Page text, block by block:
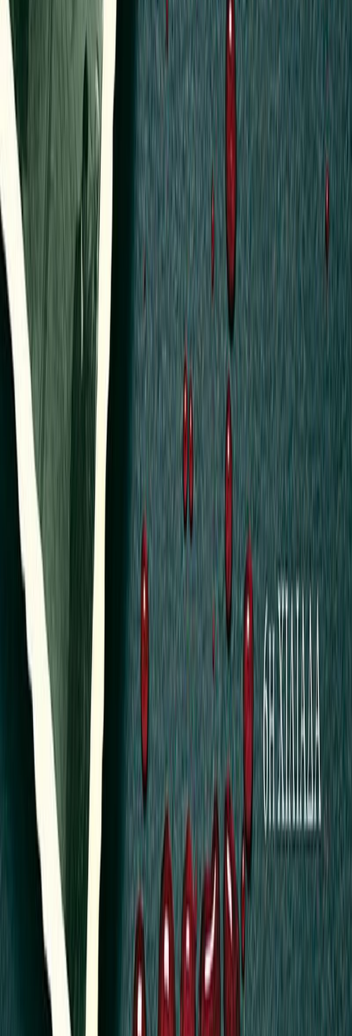
Κατάλληλο
Ενηλίκων
Αριθμός σειράς
4
Εκδόσεις
Μίνωας
Περίληψη
Σμύρνη, 9 Σεπτεμβρίου 1922. Ο νεαρός Αρίστος Κογκαλίδης
αποφασίζει να εγκαταλείψει την πατρίδα του και να καταφύγει με
την οικογένειά του στην Ελλάδα. Ξέρει ότι η μέρα της
καταστροφής πλησιάζει και ο μοναδικός τρόπος να σωθούν είναι να
ακολουθήσουν τον δρόμο της προσφυγιάς. Δεν τον φοβίζει το
μέλλον, καθώς θα πάρει μαζί του όλα εκείνα που θα του
επιτρέψουν να ξεκινήσει μια νέα ζωή: χρήματα, κοσμήματα αλλά
και τον πολύτιμο θησαυρό του… Όμως, ο νεαρός Γαβρίλης
Ραγιόγλου ανατρέπει την τελευταία στιγμή τα σχέδιά του με τον
χειρότερο τρόπο…
Αθήνα, σήμερα. Όταν ο αιωνόβιος Χριστόδουλος Ραγιόγλου
δολοφονείται, ο συνταξιούχος πλέον αστυνομικός Μάνος
Βαρσάμης, παλιός φίλος του θύματος, και η ψυχολόγος Έλσα
Γληνού αναλαμβάνουν την υπόθεση. Όσοι ήταν κοντά του
μπαίνουν στο στόχαστρο του Βαρσάμη που πιστεύει πως ένας από
αυτούς είναι ο δολοφόνος. Όταν, όμως, η Έλσα συνειδητοποιεί πως
όλοι τους σχετίζονται με τη Σμύρνη, οι ισορροπίες ανατρέπονται
και τα νέα δεδομένα οδηγούν σε ένα ακόμα έγκλημα και μια